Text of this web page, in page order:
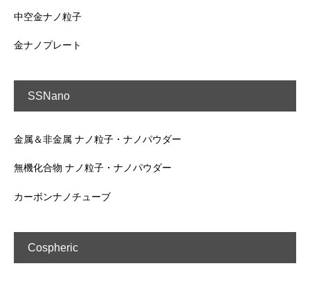
中空金ナノ粒子
金ナノプレート
SSNano
金属＆非金属 ナノ粒子・ナノパウダー
無機化合物 ナノ粒子・ナノパウダー
カーボンナノチューブ
Cospheric